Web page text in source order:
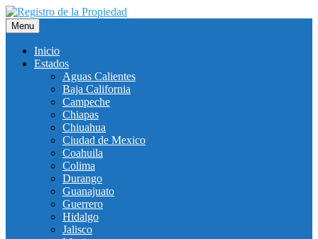
Saltar
al
contenido
Menu
Inicio
Estados
Aguas Calientes
Baja California
Campeche
Chiapas
Chiuahua
Ciudad de Mexico
Coahuila
Colima
Durango
Guanajuato
Guerrero
Hidalgo
Jalisco